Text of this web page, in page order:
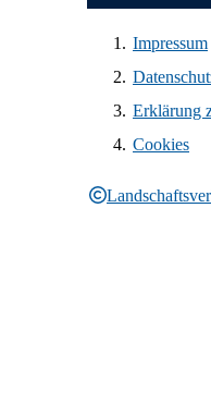
Impressum
Erklärung
Cookies